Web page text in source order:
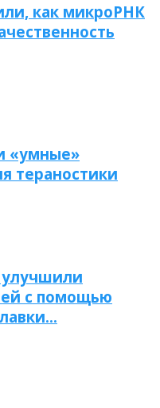
как микроРНК
«умные»
тераностики
с помощью